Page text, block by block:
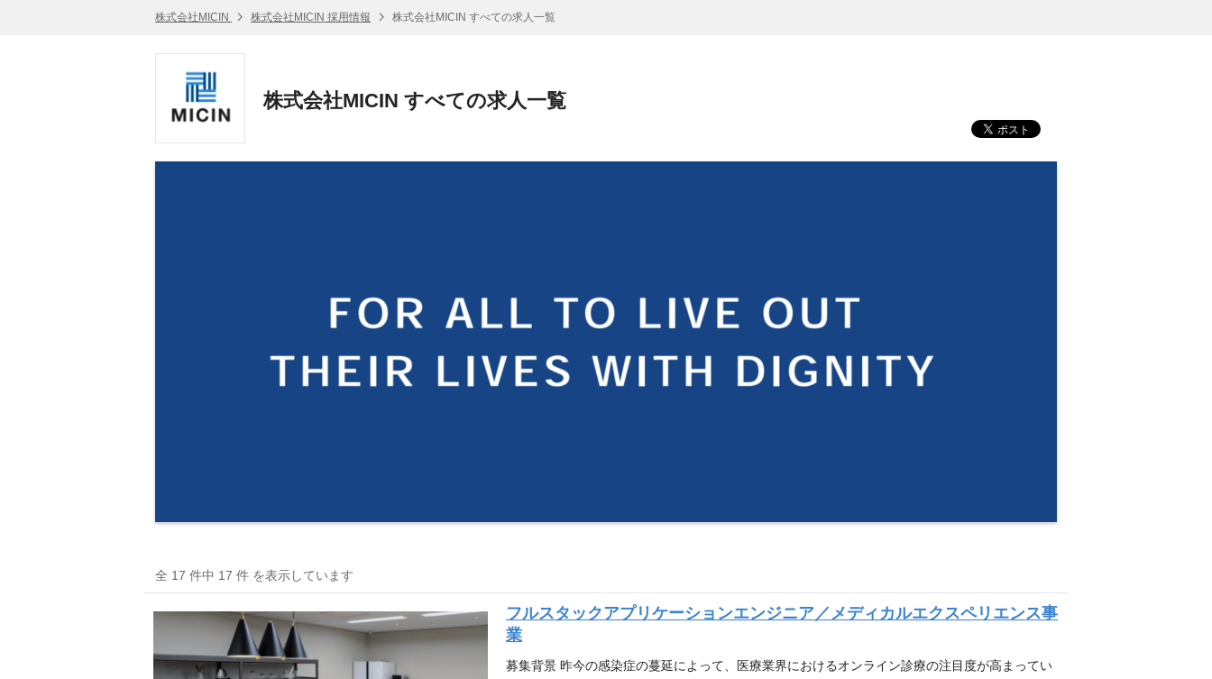
株式会社MICIN 株式会社MICIN 採用情報 株式会社MICIN すべての求人一覧
株式会社MICIN すべての求人一覧
全 17 件中 17 件 を表示しています
フルスタックアプリケーションエンジニア／メディカルエクスペリエンス事
業
募集背景 昨今の感染症の蔓延によって、医療業界におけるオンライン診療の注目度が高まってい